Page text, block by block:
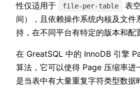
性仅适用于
file-per-table
表
间），且依赖操作系统内核及文件
持，在不同平台有特定的版本和配
在 GreatSQL 中的 InnoDB 引擎
算法，它可以使得 Page 压缩率进
是当表中有大量重复字符类型数据